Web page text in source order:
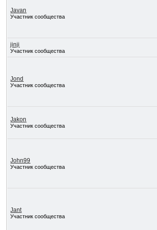
Javan
Участник сообщества
jinji
Участник сообщества
Jond
Участник сообщества
Jakon
Участник сообщества
John99
Участник сообщества
Jant
Участник сообщества